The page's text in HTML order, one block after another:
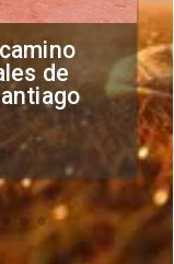
Sifup